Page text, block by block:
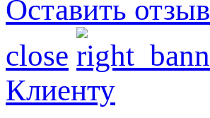
Оставить отзыв
close
Клиенту